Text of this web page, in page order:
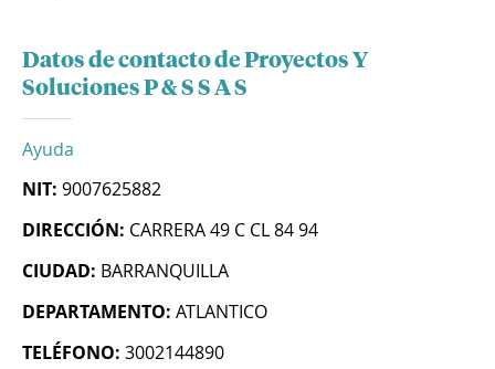
Datos de contacto de Proyectos Y
Soluciones P & S S A S
Ayuda
NIT: 9007625882
DIRECCIÓN: CARRERA 49 C CL 84 94
CIUDAD: BARRANQUILLA
DEPARTAMENTO: ATLANTICO
TELÉFONO: 3002144890